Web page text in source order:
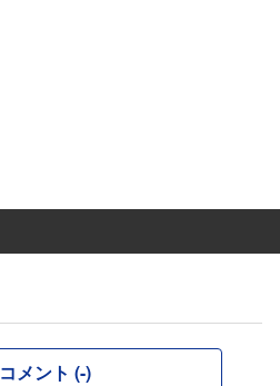
コメント (-)